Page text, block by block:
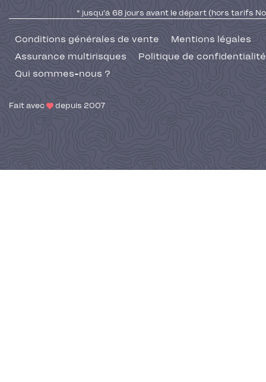
* jusqu'à 68 jours avant le départ (hors tarifs No
Conditions générales de vente
Mentions légales
Assurance multirisques
Politique de confidentialité
Qui sommes-nous ?
Fait avec depuis 2007